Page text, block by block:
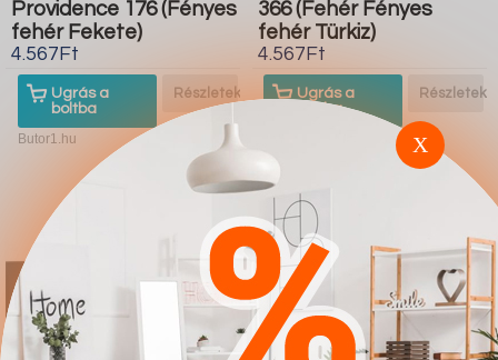
Providence 176 (Fényes
fehér Fekete)
4.567Ft
Ugrás a
boltba
Részletek
Butor1.hu
366 (Fehér Fényes
fehér Türkiz)
4.567Ft
Ugrás a
boltba
Részletek
X